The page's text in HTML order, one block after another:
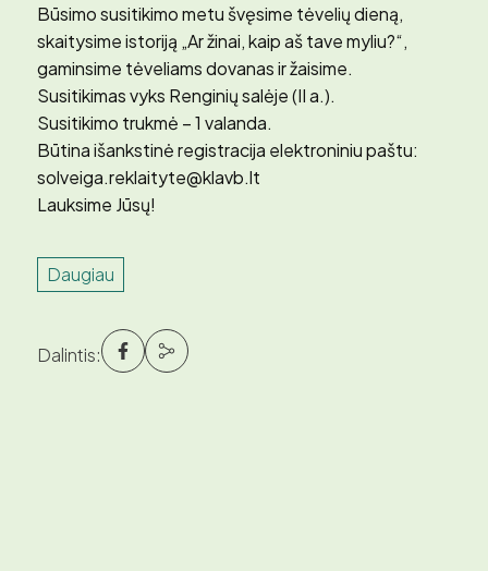
Būsimo susitikimo metu švęsime tėvelių dieną,
skaitysime istoriją „Ar žinai, kaip aš tave myliu?“,
gaminsime tėveliams dovanas ir žaisime.
Susitikimas vyks Renginių salėje (II a.).
Susitikimo trukmė – 1 valanda.
Būtina išankstinė registracija elektroniniu paštu:
solveiga.reklaityte@klavb.lt
Lauksime Jūsų!
Daugiau
Dalintis: